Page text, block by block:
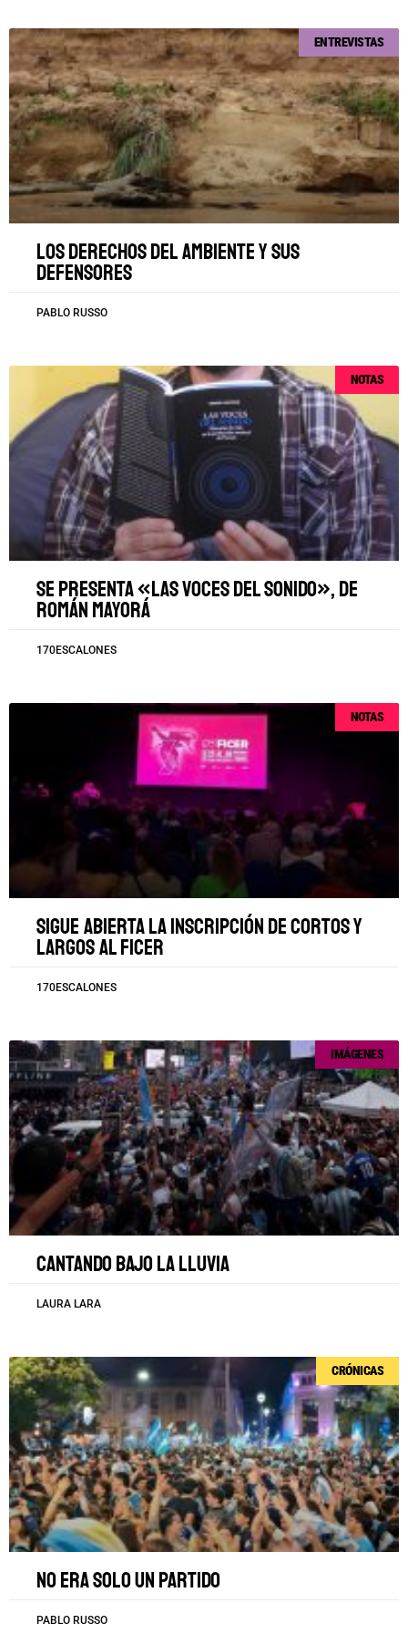
ENTREVISTAS
Los derechos del ambiente y sus
defensores
PABLO RUSSO
NOTAS
Se presenta «Las voces del sonido», de
Román Mayorá
170ESCALONES
NOTAS
Sigue abierta la inscripción de cortos y
largos al FICER
170ESCALONES
IMÁGENES
Cantando bajo la lluvia
LAURA LARA
CRÓNICAS
No era solo un partido
PABLO RUSSO